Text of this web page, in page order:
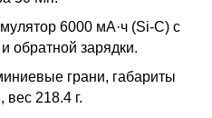
6000 мА·ч (Si-C) с
обратной зарядки.
грани, габариты
218.4 г.